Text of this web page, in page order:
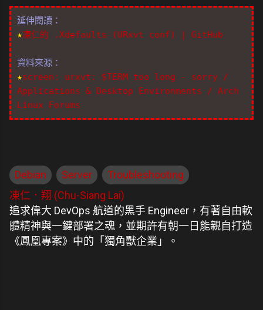
延伸閱讀：
★凍仁的 .Xdefaults (URxvt conf) | GitHub
資料來源：
★screen: urxvt: $TERM too long - sorry /
Applications & Desktop Environments / Arch
Linux Forums
Debian Server
Troubleshooting
凍仁．翔 (Chu-Siang Lai)
追求偉大 DevOps 航道的黑手 Engineer，有著自由軟
體精神與一鍵部署之魂，並期許有朝一日能親自打造
《鳳凰專案》中的「獨角獸企業」。